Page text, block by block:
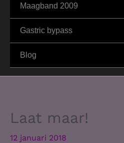
Maagband 2009
Gastric bypass
Blog
Laat maar!
12 januari 2018